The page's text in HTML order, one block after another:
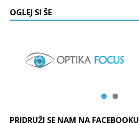
OGLEJ SI ŠE
PRIDRUŽI SE NAM NA FACEBOOKU